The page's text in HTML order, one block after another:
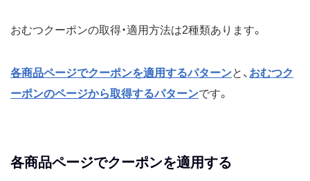
おむつクーポンの取得・適用方法は2種類あります。
各商品ページでクーポンを適用するパターンと、 おむつク
ーポンのページから取得するパターンです。
各商品ページでクーポンを適用する